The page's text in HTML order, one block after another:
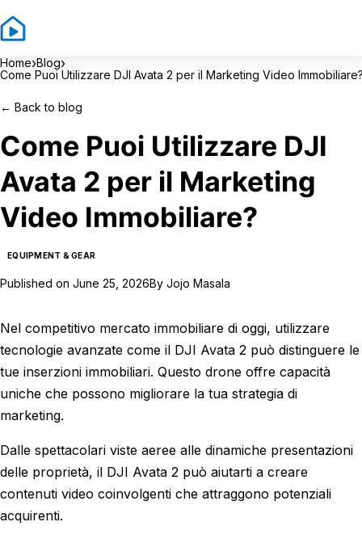
Home›Blog›
Come Puoi Utilizzare DJI Avata 2 per il Marketing Video
← Back to blog
Come Puoi Utilizzare DJI
Avata 2 per il Marketing
Video Immobiliare?
EQUIPMENT & GEAR
Published on June 25, 2026By Jojo Masala
Nel competitivo mercato immobiliare di oggi, utilizzare
tecnologie avanzate come il DJI Avata 2 può distinguere le
tue inserzioni immobiliari. Questo drone offre capacità
uniche che possono migliorare la tua strategia di
marketing.
Dalle spettacolari viste aeree alle dinamiche presentazioni
delle proprietà, il DJI Avata 2 può aiutarti a creare
contenuti video coinvolgenti che attraggono potenziali
acquirenti.